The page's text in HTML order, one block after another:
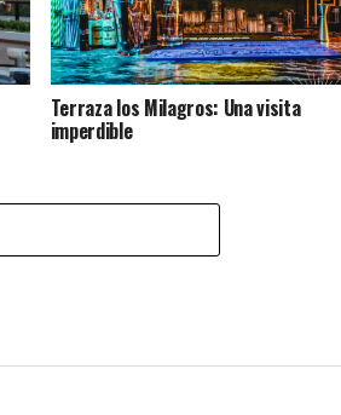
Terraza los Milagros: Una visita
imperdible